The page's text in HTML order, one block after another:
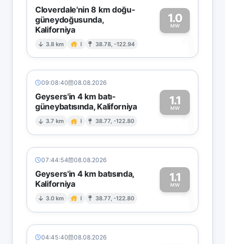
Cloverdale'nin 8 km doğu-
güneydoğusunda,
Kaliforniya
3.8 km I 38.78, -122.94
1.0
MW
1
09:08:40 08.08.2026
Geysers'in 4 km batı-
güneybatısında, Kaliforniya
3.7 km I 38.77, -122.80
1.1
MW1
07:44:54 08.08.2026
Geysers'in 4 km batısında,
Kaliforniya
3.0 km I 38.77, -122.80
1.1
MW1
04:45:40 08.08.2026